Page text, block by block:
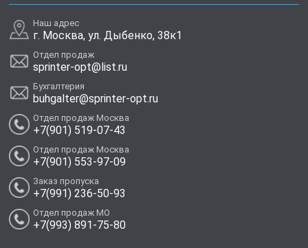
Наш адрес
г. Москва, ул. Дыбенко, 38к1
Отдел продаж
sprinter-opt@list.ru
Бухгалтерия
buhgalter@sprinter-opt.ru
Отдел продаж Москва
+7(901) 519-07-43
Отдел продаж Москва
+7(901) 553-97-09
Заказ пропуска
+7(991) 236-50-93
Отдел продаж МО
+7(993) 891-75-80